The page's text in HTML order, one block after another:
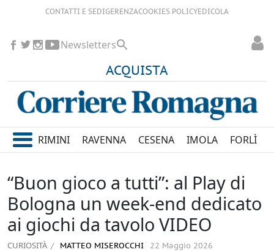
CONTATTI E SEDIGERENZACOOKIES POLICYEDICOLA
ACQUISTA
Newsletters
RIMINI RAVENNA CESENA IMOLA FORLÌ
“Buon gioco a tutti”: al Play di
Bologna un week-end dedicato
ai giochi da tavolo VIDEO
CURIOSITÀ MATTEO MISEROCCHI 22 Maggio 2026